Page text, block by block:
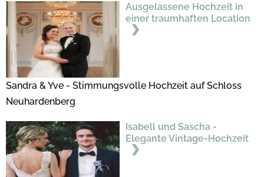
Ausgelassene Hochzeit in
einer traumhaften Location
Sandra & Yve - Stimmungsvolle Hochzeit auf Schloss
Neuhardenberg
Isabell und Sascha -
Elegante Vintage-Hochzeit